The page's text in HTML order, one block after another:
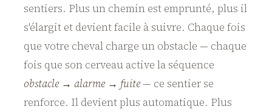
sentiers. Plus un chemin est emprunté, plus il
s'élargit et devient facile à suivre. Chaque fois
que votre cheval charge un obstacle — chaque
fois que son cerveau active la séquence
obstacle → alarme → fuite— ce sentier se
renforce. Il devient plus automatique. Plus